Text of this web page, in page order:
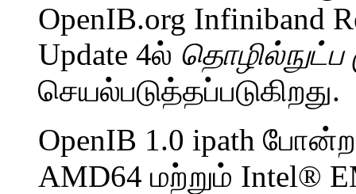
OpenIB.org Infiniband
Update 4ல்
செயல்படுத்தப்படுகிறது.
OpenIB 1.0 ipath
AMD64 மற்றும் Intel®